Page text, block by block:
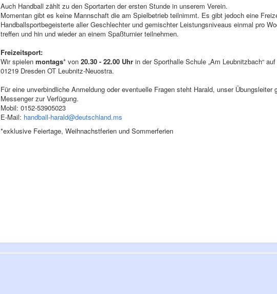
Auch Handball zählt zu den Sportarten der ersten Stunde in unserem Verein.
Momentan gibt es keine Mannschaft die am Spielbetrieb teilnimmt. Es gibt jedoch eine
Handballsportbegeisterte aller Geschlechter und gemischter Leistungsniveaus einmal pro
treffen und hin und wieder an einem Spaßturnier teilnehmen.
Freizeitsport:
Wir spielen montags* von 20.30 - 22.00 Uhr in der Sporthalle Schule „Am Leubnitzbach“
01219 Dresden OT Leubnitz-Neuostra.
Für eine unverbindliche Anmeldung oder eventuelle Fragen steht Harald, unser Übungsleiter
Messenger zur Verfügung.
Mobil: 0152-53905023
E-Mail: handball-harald@deutschland.ms
*exklusive Feiertage, Weihnachstferien und Sommerferien